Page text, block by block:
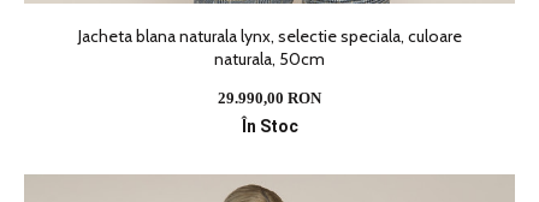
Jacheta blana naturala lynx, selectie speciala, culoare
naturala, 50cm
29.990,00 RON
În Stoc